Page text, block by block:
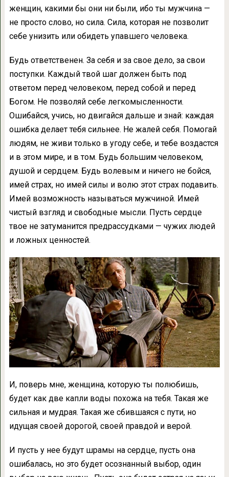
женщин, какими бы они ни были, ибо ты мужчина —
не просто слово, но сила. Сила, которая не позволит
себе унизить или обидеть упавшего человека.
Будь ответственен. За себя и за свое дело, за свои
поступки. Каждый твой шаг должен быть под
ответом перед человеком, перед собой и перед
Богом. Не позволяй себе легкомысленности.
Ошибайся, учись, но двигайся дальше и знай: каждая
ошибка делает тебя сильнее. Не жалей себя. Помогай
людям, не живи только в угоду себе, и тебе воздастся
и в этом мире, и в том. Будь большим человеком,
душой и сердцем. Будь волевым и ничего не бойся,
имей страх, но имей силы и волю этот страх подавить.
Имей возможность называться мужчиной. Имей
чистый взгляд и свободные мысли. Пусть сердце
твое не затуманится предрассудками — чужих людей
и ложных ценностей.
И, поверь мне, женщина, которую ты полюбишь,
будет как две капли воды похожа на тебя. Такая же
сильная и мудрая. Такая же сбившаяся с пути, но
идущая своей дорогой, своей правдой и верой.
И пусть у нее будут шрамы на сердце, пусть она
ошибалась, но это будет осознанный выбор, один